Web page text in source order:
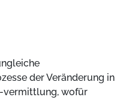
der Veränderung in
vermittlung, wofür